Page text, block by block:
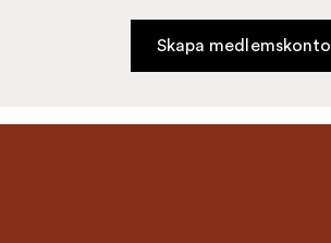
Skapa medlemskonto